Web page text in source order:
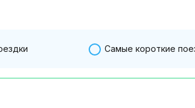
Самые короткие